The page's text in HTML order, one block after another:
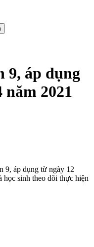
9, áp dụng
năm 2021
9, áp dụng từ ngày 12
sinh theo dõi thực hiện